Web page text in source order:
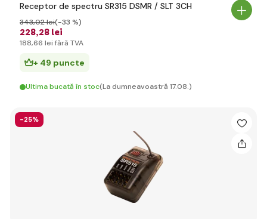
Receptor de spectru SR315 DSMR / SLT 3CH
228,28 lei
343,02 lei(-33 %)
188,66 lei fără TVA
+ 49 puncte
Ultima bucată în stoc(La dumneavoastră 17.08.)
-25%